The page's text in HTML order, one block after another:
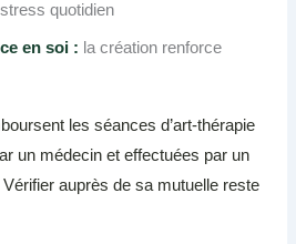
quotidien
en soi : la création renforce
les séances d’art-thérapie
un médecin et effectuées par un
auprès de sa mutuelle reste